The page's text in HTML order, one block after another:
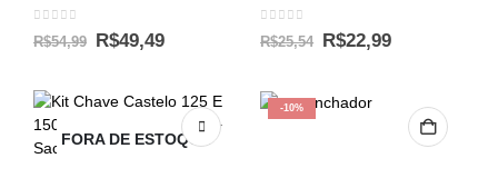
out of 5
R$54,99 R$49,49 out of 5
R$25,54 R$22,99
FORA DE ESTOQUE
-10%